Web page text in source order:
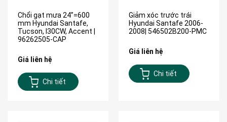
Chổi gạt mưa 24”=600
mm Hyundai Santafe,
Tucson, I30CW, Accent |
96262505-CAP
Giá liên hệ
Chi tiết
Giảm xóc trước trái
Hyundai Santafe 2006-
2008| 546502B200-PMC
Giá liên hệ
Chi tiết